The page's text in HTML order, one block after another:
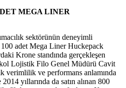
MEGA LINER
sektörünün deneyimli
adet Mega Liner Huckepack
Krone standında gerçekleşen
Lojistik Filo Genel Müdürü Cavit
verimlilik ve performans anlamında
yıllarında da satın alınan 800